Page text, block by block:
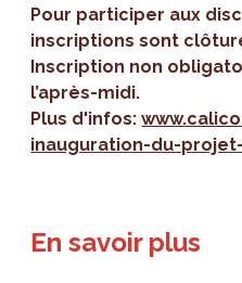
Pour participer aux
inscriptions sont
Inscription non
l’après-midi.
Plus d'infos:
inauguration-du-
En savoir plus